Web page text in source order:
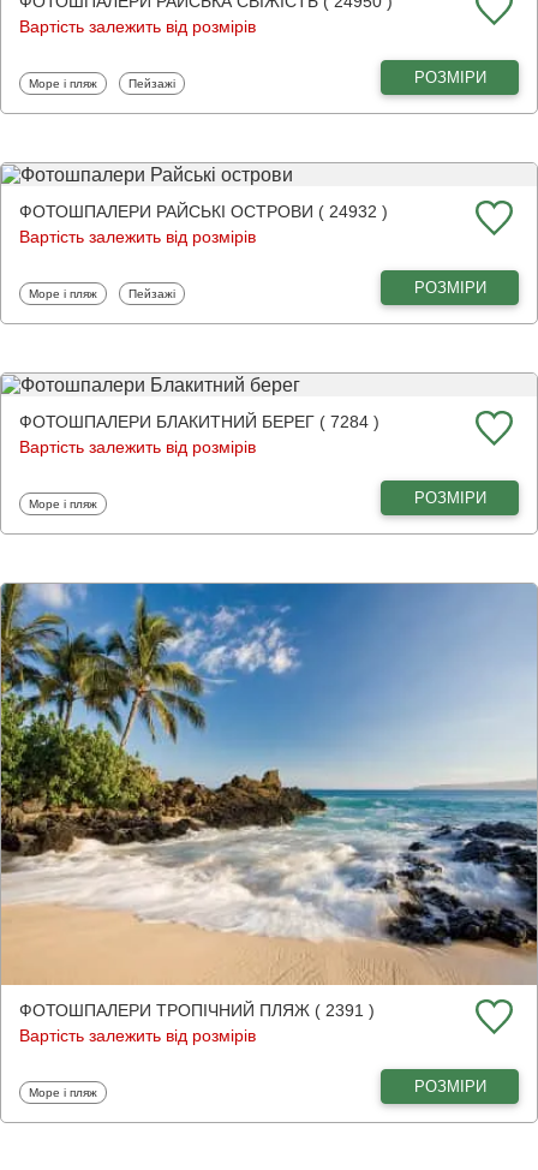
Вартість залежить від розмірів
Фотошпалери
Море і пляж Фотошпалери
Пейзажі РОЗМІРИ
ФОТОШПАЛЕРИ РАЙСЬКІ ОСТРОВИ ( 24932 )
Вартість залежить від розмірів
Фотошпалери
Море і пляж Фотошпалери
Пейзажі РОЗМІРИ
ФОТОШПАЛЕРИ БЛАКИТНИЙ БЕРЕГ ( 7284 )
Вартість залежить від розмірів
Фотошпалери
Море і пляж РОЗМІРИ
ФОТОШПАЛЕРИ ТРОПІЧНИЙ ПЛЯЖ ( 2391 )
Вартість залежить від розмірів
Фотошпалери
Море і пляж РОЗМІРИ